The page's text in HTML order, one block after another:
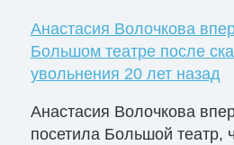
Анастасия Волочкова
Большом театре после
увольнения 20 лет назад
Анастасия Волочкова
посетила Большой театр,